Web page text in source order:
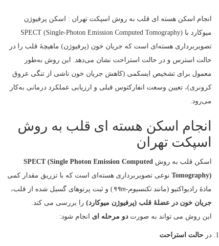
انجام اسکن هسته ای قلب به روش اسپکت تهران : اسکن پرفیوژن
میوکارد با SPECT (Single-Photon Emission Computed Tomography)
تصویربرداری هسته‌ای است که جریان خون (پرفیوژن) ماهیچهٔ قلب را در
حالت استرس و در حالت استراحت نشان می‌دهد. این روش به‌طور
معمول برای تشخیص ایسکمی (کاهش جریان خون ناشی از تنگی عروق
کرونری)، تعیین وسعت انفارکتوس قبلی و ارزیابی عملکرد درمانی به‌کار
می‌رود.
انجام اسکن هسته ای قلب به روش
اسپکت تهران
اسکن قلب به روش SPECT (Single Photon Emission Computed
Tomography) نوعی تصویربرداری هسته‌ای است که با تزریق مقدار کمی
مادهٔ رادیواکتیو (مانندتکنسیوم-۹۹m
) و ثبت پرتوهای گسیل‌ شده از قلب،
جریان خون در عضلهٔ قلب (پرفیوژن میوکارد) را بررسی می‌ کند.
این روش می‌ تواند به‌ صورت دو مرحله‌ ای انجام شود:
در حالت استراحت